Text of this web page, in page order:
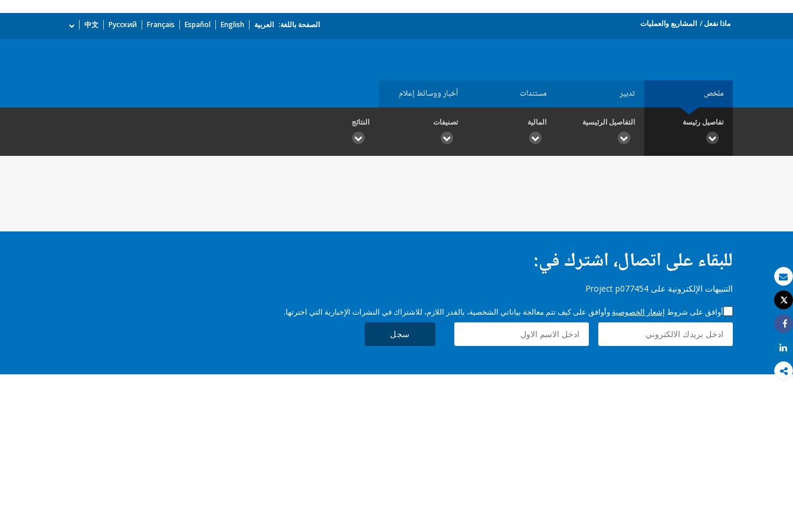
بريد الكتروني
طباعة
Tweet
Share
Share
ماذا نفعل المشاريع والعمليات الصفحة باللغة: العربية English
Español
Français
Русский
中文
ملخص تدبير مستندات أخبار ووسائط إعلام
تفاصيل رئيسة التفاصيل الرئيسية المالية تصنيفات النتائج
للبقاء على اتصال، اشترك في:
التنبيهات الإلكترونية على Project p077454
أوافق على شروط إشعار الخصوصية وأوافق على كيف تتم معالجة بياناتي الشخصية، بالقدر اللازم، للاشتراك في النشرات الإخبارية التي اخترتها.
سجل